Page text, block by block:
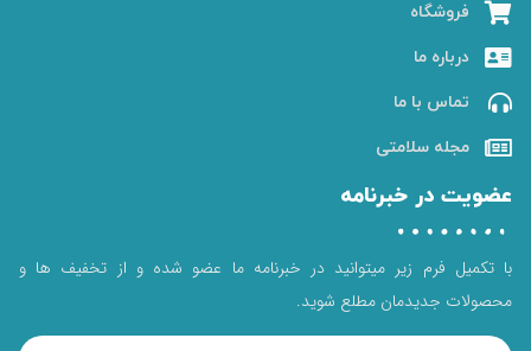
فروشگاه
درباره ما
تماس با ما
مجله سلامتی
عضویت در خبرنامه
با تکمیل فرم زیر میتوانید در خبرنامه ما عضو شده و از تخفیف ها و
محصولات جدیدمان مطلع شوید.